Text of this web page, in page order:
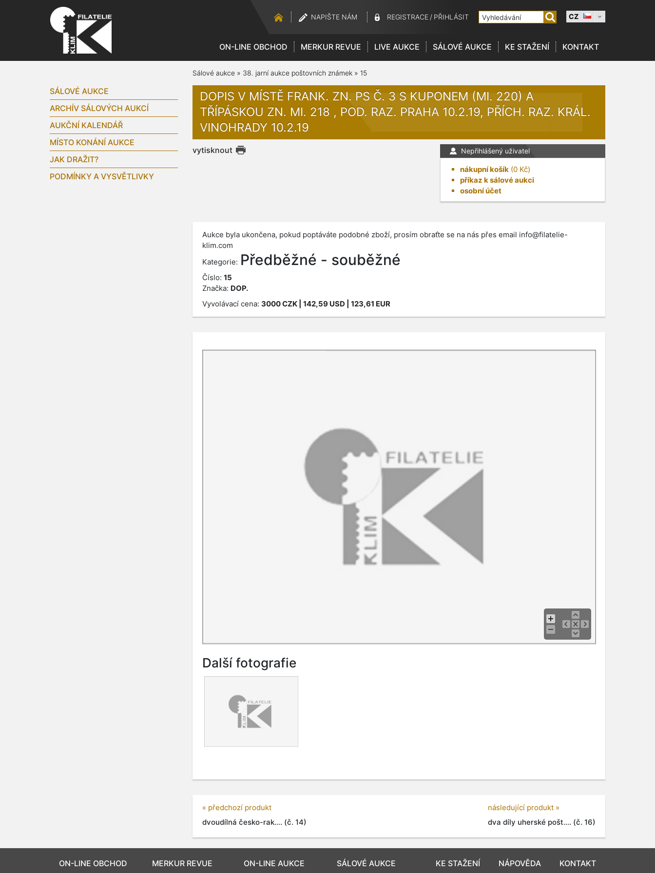
NAPIŠTE NÁM REGISTRACE / PŘIHLÁSIT CZ
ON-LINE OBCHOD MERKUR REVUE LIVE AUKCE SÁLOVÉ AUKCE KE STAŽENÍ KONTAKT
SÁLOVÉ AUKCE
ARCHÍV SÁLOVÝCH AUKCÍ
AUKČNÍ KALENDÁŘ
MÍSTO KONÁNÍ AUKCE
JAK DRAŽIT?
PODMÍNKY A VYSVĚTLIVKY
Sálové aukce» 38. jarní aukce poštovních známek» 15
DOPIS V MÍSTĚ FRANK. ZN. PS Č. 3 S KUPONEM (MI. 220) A
TŘÍPÁSKOU ZN. MI. 218 , POD. RAZ. PRAHA 10.2.19, PŘÍCH. RAZ. KRÁL.
VINOHRADY 10.2.19
Nepřihlášený uživatel
nákupní košík (0 Kč)
příkaz k sálové aukci
osobní účet
vytisknout
Aukce byla ukončena, pokud poptáváte podobné zboží, prosím obraťte se na nás přes email info@filatelie-
klim.com
Kategorie: Předběžné - souběžné
Číslo: 15
Značka: DOP.
Vyvolávací cena: 3000CZK| 142,59 USD | 123,61 EUR
Další fotografie
« předchozí produkt
dvoudílná česko-rak.... (č. 14)
následující produkt »
dva díly uherské pošt.... (č. 16)
ON-LINE OBCHOD MERKUR REVUE ON-LINE AUKCE SÁLOVÉ AUKCE KE STAŽENÍ NÁPOVĚDA KONTAKT